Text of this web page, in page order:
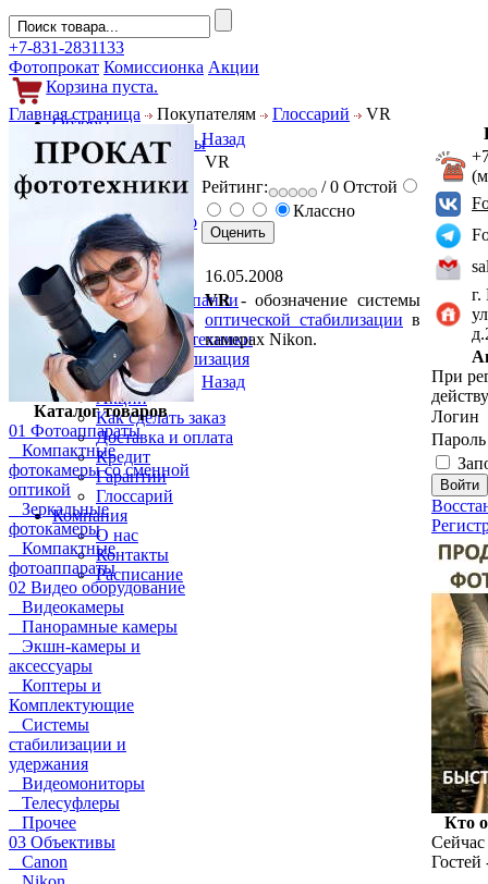
+7-831-2831133
Фотопрокат Комиссионка Акции
Корзина пуста.
Обзоры
Фотоаппараты
Объективы
Фильтры
Фото и видео
Гаджеты
Аксессуары
Слухи
Новости компании
Услуги
Прокат фототехники
Выкуп и реализация
Покупателям
Акции
Как сделать заказ
Доставка и оплата
Кредит
Гарантии
Глоссарий
Компания
О нас
Контакты
Расписание
Главная страница Покупателям Глоссарий VR
Каталог товаров
01 Фотоаппараты
Компактные
фотокамеры со сменной
оптикой
Зеркальные
фотокамеры
Компактные
фотоаппараты
02 Видео оборудование
Видеокамеры
Панорамные камеры
Экшн-камеры и
аксессуары
Коптеры и
Комплектующие
Системы
стабилизации и
удержания
Видеомониторы
Телесуфлеры
Прочее
03 Объективы
Canon
Назад
VR
Рейтинг:
/ 0 Отстой
Классно
16.05.2008
VR- обозначение системы
оптической стабилизации в
камерах Nikon.
Назад
При
Логин
Кто
Сейчас
Гостей